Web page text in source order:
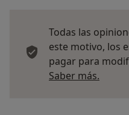
Todas las
este motivo, los
pagar para
Saber más.